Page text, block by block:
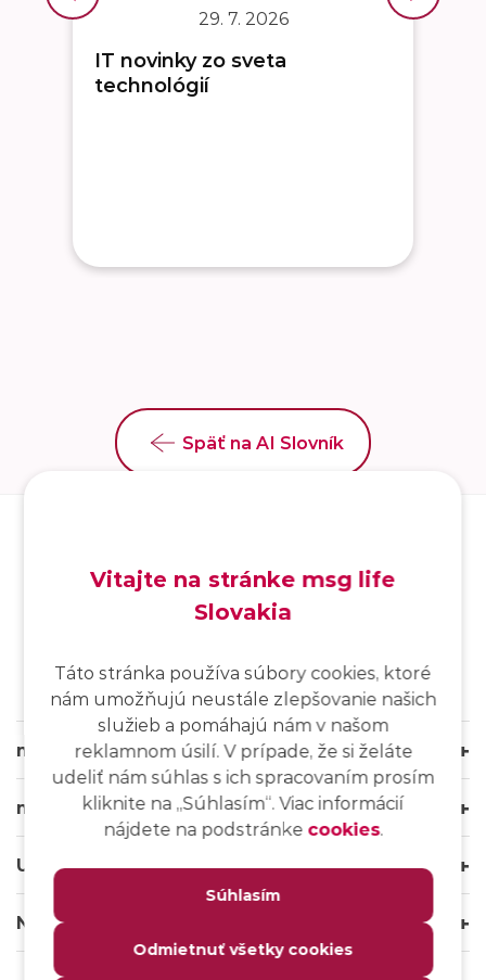
29. 7. 2026
IT novinky zo sveta
technológií
Späť na AI Slovník
SK/EN/DE
msg life Slovakia
msg life Group
Užitočné odkazy
Naše weby
Vitajte na stránke msg life
Slovakia
Táto stránka používa súbory cookies, ktoré
nám umožňujú neustále zlepšovanie našich
služieb a pomáhajú nám v našom
reklamnom úsilí. V prípade, že si želáte
udeliť nám súhlas s ich spracovaním prosím
kliknite na ,,Súhlasím“. Viac informácií
nájdete na podstránke cookies.
Súhlasím
Odmietnuť všetky cookies